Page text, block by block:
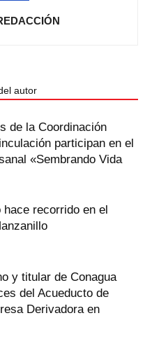
autor
de la Coordinación
participan en el
«Sembrando Vida
hace recorrido en el
y titular de Conagua
del Acueducto de
Derivadora en